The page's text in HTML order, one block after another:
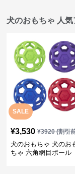
犬のおもちゃ 人気
SALE
¥3,530 ¥3920(割引
犬のおもちゃ 犬のお
ちゃ 六角網目ボール